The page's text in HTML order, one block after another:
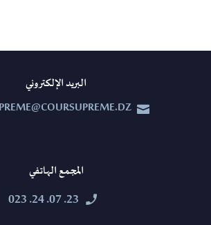
البريد الإلكتروني


المجمع الهاتفي


23. 07. 24. 023